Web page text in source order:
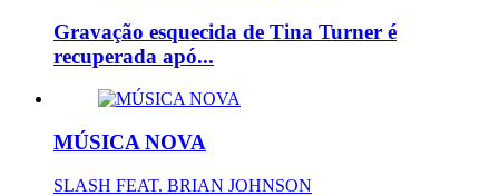
Gravação esquecida de Tina Turner é
recuperada apó...
MÚSICA NOVA
SLASH FEAT. BRIAN JOHNSON